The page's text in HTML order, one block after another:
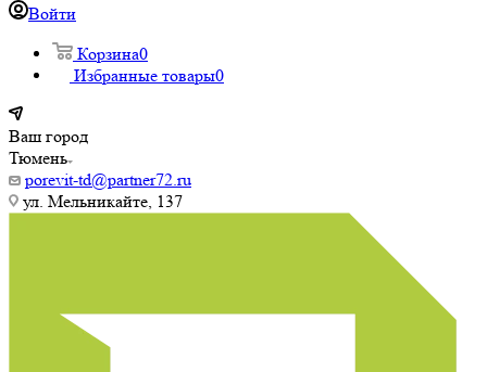
Войти
Корзина0
Избранные товары0
Ваш город
Тюмень
porevit-td@partner72.ru
ул. Мельникайте, 137